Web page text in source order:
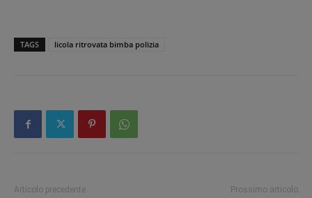
TAGS licola ritrovata bimba polizia
Articolo precedente Prossimo articolo